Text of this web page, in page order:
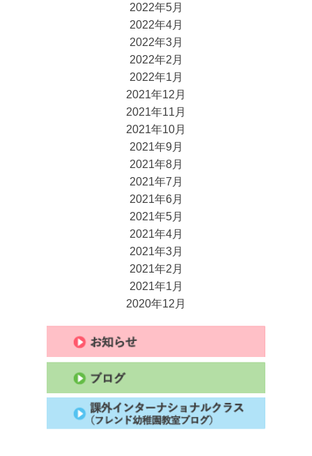
2022年5月
2022年4月
2022年3月
2022年2月
2022年1月
2021年12月
2021年11月
2021年10月
2021年9月
2021年8月
2021年7月
2021年6月
2021年5月
2021年4月
2021年3月
2021年2月
2021年1月
2020年12月